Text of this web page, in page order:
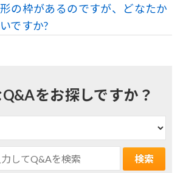
の枠があるのですが、どなたか
ですか?
をお探しですか？